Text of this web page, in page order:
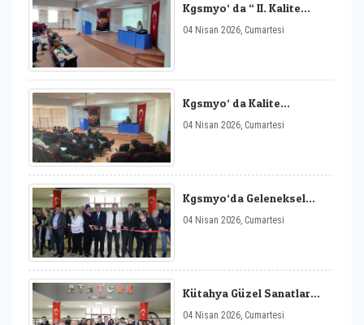
Kgsmyo‘ da “ II. Kalite
Etkinliği“ Toplantısı
04 Nisan 2026, Cumartesi
Kgsmyo‘ da Kalite
Yaygınlaştırılması ve Kalite
04 Nisan 2026, Cumartesi
Kgsmyo‘da Geleneksel
Sergisi Açıldı
04 Nisan 2026, Cumartesi
Kütahya Güzel Sanatlar
Modern Tasarım Sergisi
04 Nisan 2026, Cumartesi